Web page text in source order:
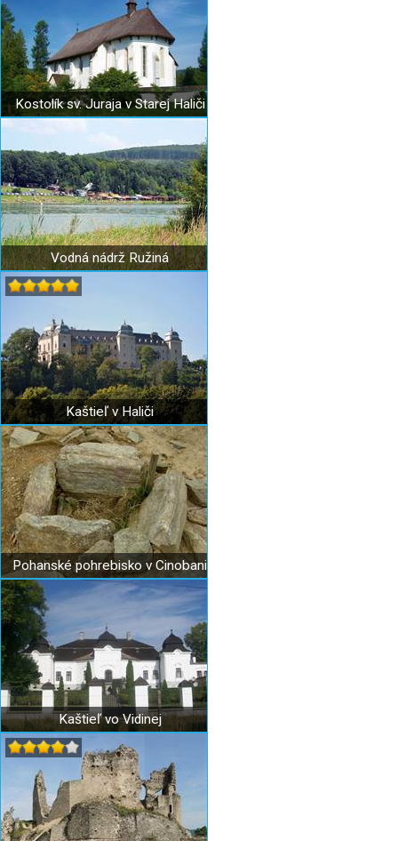
Kostolík sv. Juraja v Starej Haliči
Vodná nádrž Ružiná
Kaštieľ v Haliči
Pohanské pohrebisko v Cinobani
Kaštieľ vo Vidinej